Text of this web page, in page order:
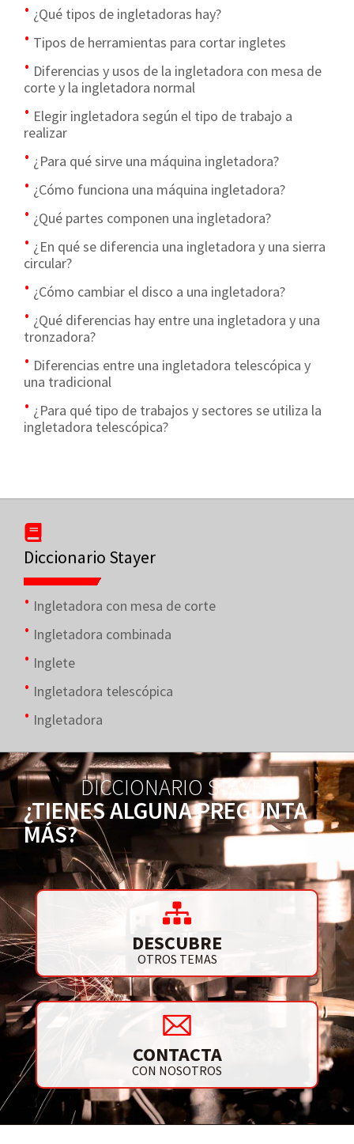
¿Qué tipos de ingletadoras hay?
Tipos de herramientas para cortar ingletes
Diferencias y usos de la ingletadora con mesa de
corte y la ingletadora normal
Elegir ingletadora según el tipo de trabajo a
realizar
¿Para qué sirve una máquina ingletadora?
¿Cómo funciona una máquina ingletadora?
¿Qué partes componen una ingletadora?
¿En qué se diferencia una ingletadora y una sierra
circular?
¿Cómo cambiar el disco a una ingletadora?
¿Qué diferencias hay entre una ingletadora y una
tronzadora?
Diferencias entre una ingletadora telescópica y
una tradicional
¿Para qué tipo de trabajos y sectores se utiliza la
ingletadora telescópica?
Diccionario Stayer
Ingletadora con mesa de corte
Ingletadora combinada
Inglete
Ingletadora telescópica
Ingletadora
DICCIONARIO STAYER
¿TIENES ALGUNA PREGUNTA
MÁS?
DESCUBRE
OTROS TEMAS
CONTACTA
CON NOSOTROS